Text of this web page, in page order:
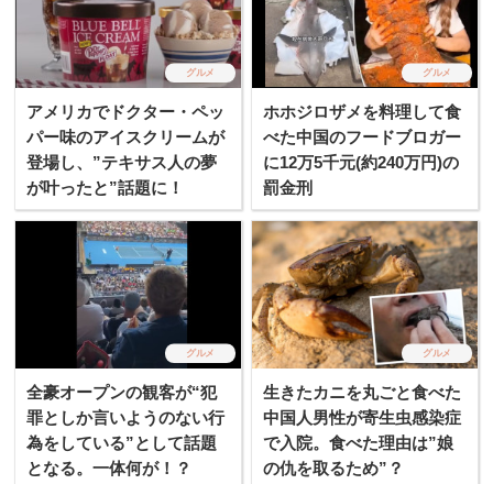
アメリカでドクター・ペッ
パー味のアイスクリームが
登場し、”テキサス人の夢
が叶ったと”話題に！
グルメ
ホホジロザメを料理して食
べた中国のフードブロガー
に12万5千元(約240万円)の
罰金刑
グルメ
全豪オープンの観客が“犯
罪としか言いようのない行
為をしている”として話題
となる。一体何が！？
グルメ
生きたカニを丸ごと食べた
中国人男性が寄生虫感染症
で入院。食べた理由は”娘
の仇を取るため”？
グルメ